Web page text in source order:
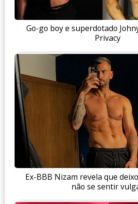
Go-go boy e superdotado
Privacy
Ex-BBB Nizam revela que
não se sentir